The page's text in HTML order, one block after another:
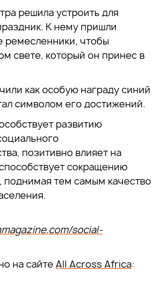
решила устроить для
К нему пришли
ремесленники, чтобы
свете, который он принес в
как особую награду синий
символом его достижений.
развитию
позитивно влияет на
сокращению
поднимая тем самым качество
social-
на сайтеAll Across Africa: